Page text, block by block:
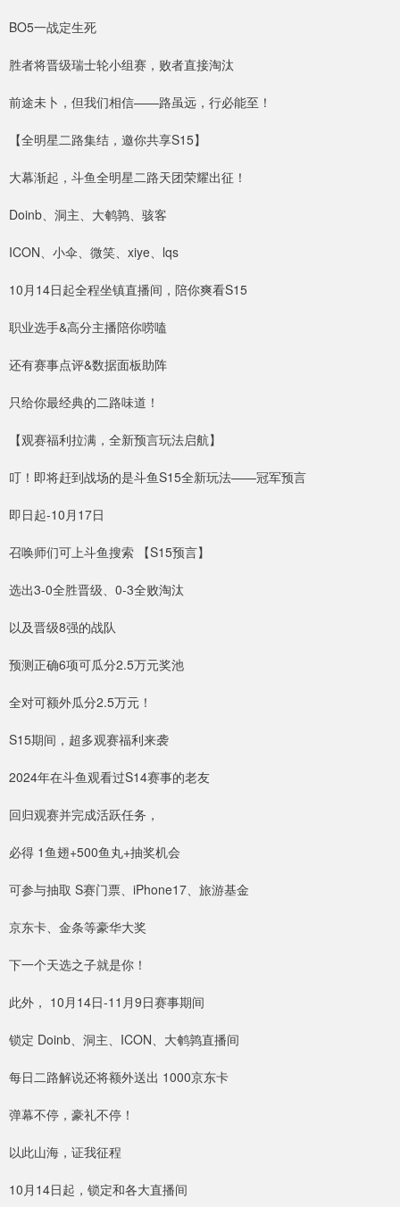
BO5一战定生死
胜者将晋级瑞士轮小组赛，败者直接淘汰
前途未卜，但我们相信——路虽远，行必能至！
【全明星二路集结，邀你共享S15】
大幕渐起，斗鱼全明星二路天团荣耀出征！
Doinb、洞主、大鹌鹑、骇客
ICON、小伞、微笑、xiye、lqs
10月14日起全程坐镇直播间，陪你爽看S15
职业选手&高分主播陪你唠嗑
还有赛事点评&数据面板助阵
只给你最经典的二路味道！
【观赛福利拉满，全新预言玩法启航】
叮！即将赶到战场的是斗鱼S15全新玩法——冠军预言
即日起-10月17日
召唤师们可上斗鱼搜索 【S15预言】
选出3-0全胜晋级、0-3全败淘汰
以及晋级8强的战队
预测正确6项可瓜分2.5万元奖池
全对可额外瓜分2.5万元！
S15期间，超多观赛福利来袭
2024年在斗鱼观看过S14赛事的老友
回归观赛并完成活跃任务，
必得 1鱼翅+500鱼丸+抽奖机会
可参与抽取 S赛门票、iPhone17、旅游基金
京东卡、金条等豪华大奖
下一个天选之子就是你！
此外， 10月14日-11月9日赛事期间
锁定 Doinb、洞主、ICON、大鹌鹑直播间
每日二路解说还将额外送出 1000京东卡
弹幕不停，豪礼不停！
以此山海，证我征程
10月14日起，锁定和各大直播间